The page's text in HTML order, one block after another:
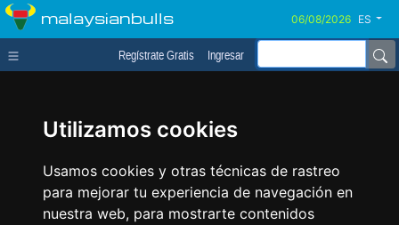
Utilizamos cookies
Usamos cookies y otras técnicas de rastreo
para mejorar tu experiencia de navegación en
nuestra web, para mostrarte contenidos
malaysianbulls ES
Regístrate Gratis Ingresar